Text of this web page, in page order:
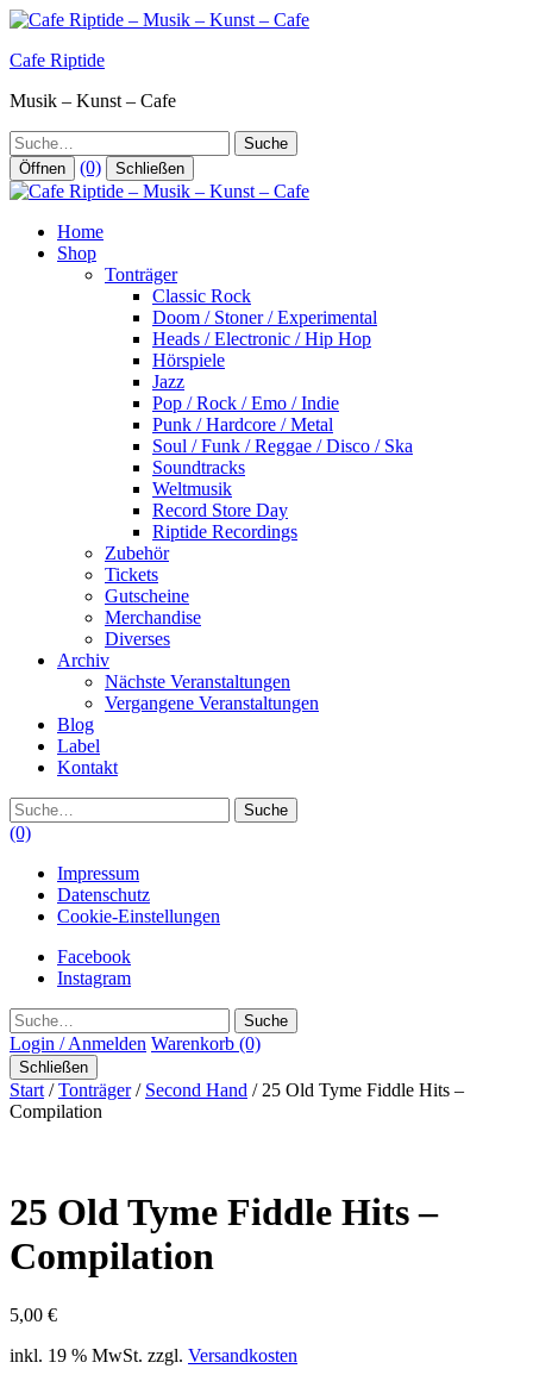
Zum
springen
Cafe Riptide
Musik – Kunst – Cafe
Suche
Öffnen (0) Schließen
Home
Shop
Tonträger
Classic Rock
Doom / Stoner / Experimental
Heads / Electronic / Hip Hop
Hörspiele
Jazz
Pop / Rock / Emo / Indie
Punk / Hardcore / Metal
Soul / Funk / Reggae / Disco / Ska
Soundtracks
Weltmusik
Record Store Day
Riptide Recordings
Zubehör
Tickets
Gutscheine
Merchandise
Diverses
Archiv
Nächste Veranstaltungen
Vergangene Veranstaltungen
Blog
Label
Kontakt
Suche
(0)
Impressum
Datenschutz
Cookie-Einstellungen
Facebook
Instagram
Suche
Login / Anmelden Warenkorb (0)
Schließen
Start /Tonträger/ Second Hand / 25 Old Tyme Fiddle Hits –
Compilation
25 Old Tyme Fiddle Hits –
Compilation
5,00 €
inkl. 19 % MwSt. zzgl. Versandkosten